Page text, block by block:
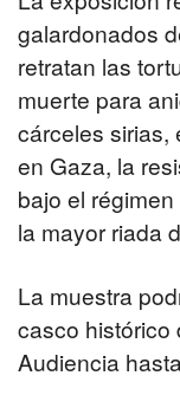
galardonados
retratan las
muerte para
cárceles sirias,
en Gaza, la
bajo el
la mayor riada
La muestra
casco histórico
Audiencia